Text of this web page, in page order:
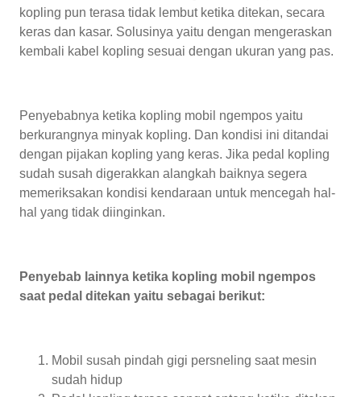
kopling pun terasa tidak lembut ketika ditekan, secara
keras dan kasar. Solusinya yaitu dengan mengeraskan
kembali kabel kopling sesuai dengan ukuran yang pas.
Penyebabnya ketika kopling mobil ngempos yaitu
berkurangnya minyak kopling. Dan kondisi ini ditandai
dengan pijakan kopling yang keras. Jika pedal kopling
sudah susah digerakkan alangkah baiknya segera
memeriksakan kondisi kendaraan untuk mencegah hal-
hal yang tidak diinginkan.
Penyebab lainnya ketika kopling mobil ngempos
saat pedal ditekan yaitu sebagai berikut:
Mobil susah pindah gigi persneling saat mesin
sudah hidup